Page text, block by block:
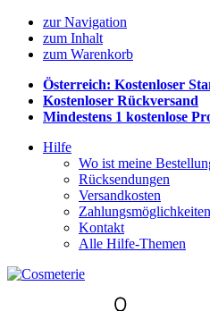
zur Navigation
zum Inhalt
zum Warenkorb
Österreich: Kostenloser
Kostenloser Rückversand
Mindestens 1 kostenlose
Hilfe
Wo ist meine
Rücksendungen
Versandkosten
Zahlungsmöglichkeiten
Kontakt
Alle Hilfe-Themen